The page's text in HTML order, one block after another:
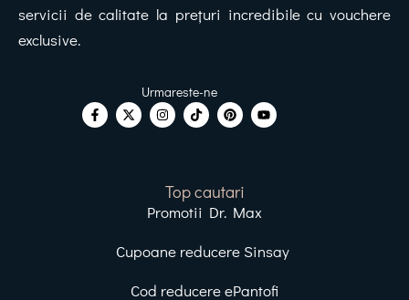
servicii de calitate la prețuri incredibile cu vouchere
exclusive.
Top cautari
Promotii Dr. Max
Cupoane reducere Sinsay
Cod reducere ePantofi